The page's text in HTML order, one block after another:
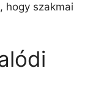
hogy szakmai